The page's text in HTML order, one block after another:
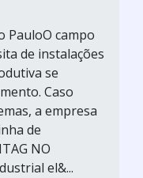
PauloO campo
de instalações
se
Caso
a empresa
de
NO
el&...